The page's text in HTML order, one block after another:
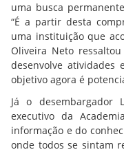
uma busca
“É a partir desta
uma instituição que
Oliveira Neto
desenvolve atividades
objetivo agora é
Já o desembargador
executivo da
informação e do
onde todos se sintam